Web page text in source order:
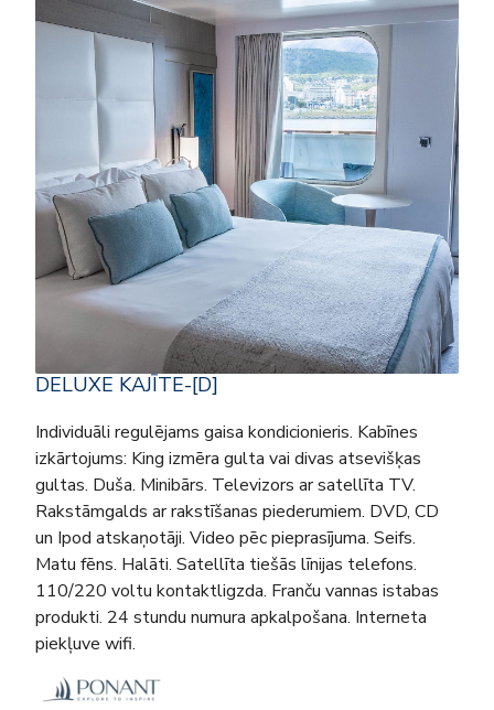
DELUXE KAJĪTE-[D]
Individuāli regulējams gaisa kondicionieris. Kabīnes
izkārtojums: King izmēra gulta vai divas atsevišķas
gultas. Duša. Minibārs. Televizors ar satellīta TV.
Rakstāmgalds ar rakstīšanas piederumiem. DVD, CD
un Ipod atskaņotāji. Video pēc pieprasījuma. Seifs.
Matu fēns. Halāti. Satellīta tiešās līnijas telefons.
110/220 voltu kontaktligzda. Franču vannas istabas
produkti. 24 stundu numura apkalpošana. Interneta
piekļuve wifi.